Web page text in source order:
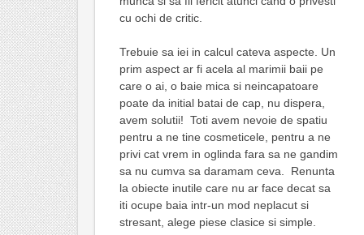
cu ochi de critic.
Trebuie sa iei in calcul cateva aspecte. Un
prim aspect ar fi acela al marimii baii pe
care o ai, o baie mica si neincapatoare
poate da initial batai de cap, nu dispera,
avem solutii! Toti avem nevoie de spatiu
pentru a ne tine cosmeticele, pentru a ne
privi cat vrem in oglinda fara sa ne gandim
sa nu cumva sa daramam ceva. Renunta
la obiecte inutile care nu ar face decat sa
iti ocupe baia intr-un mod neplacut si
stresant, alege piese clasice si simple.